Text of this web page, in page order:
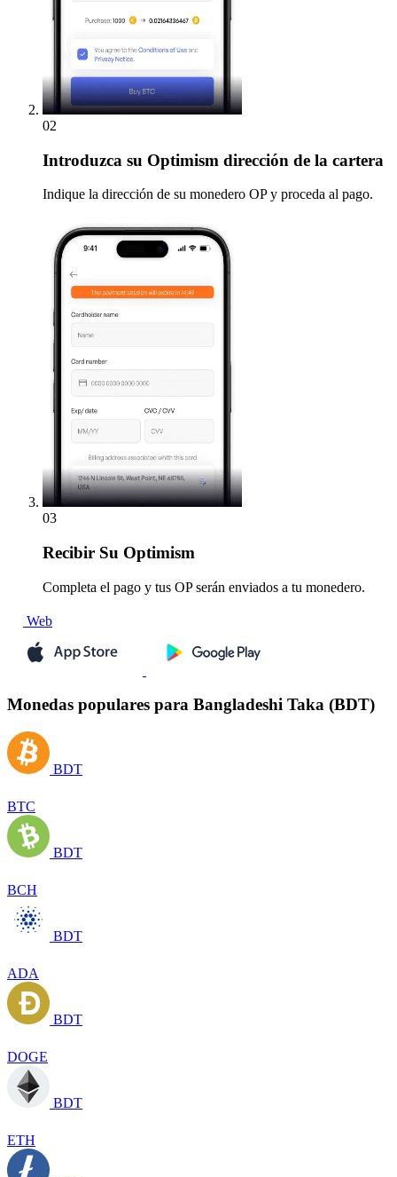
02
Introduzca su Optimism dirección de la cartera
Indique la dirección de su monedero OP y proceda al pago.
03
Recibir Su Optimism
Completa el pago y tus OP serán enviados a tu monedero.
Web
Monedas populares para Bangladeshi Taka (BDT)
BDT
BTC
BDT
BCH
BDT
ADA
BDT
DOGE
BDT
ETH